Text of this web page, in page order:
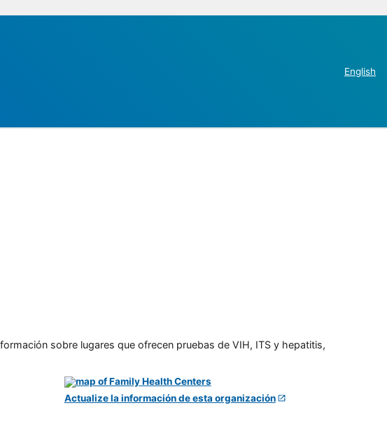
English
sobre lugares que ofrecen pruebas de VIH, ITS y hepatitis,
Actualize la información de esta organización